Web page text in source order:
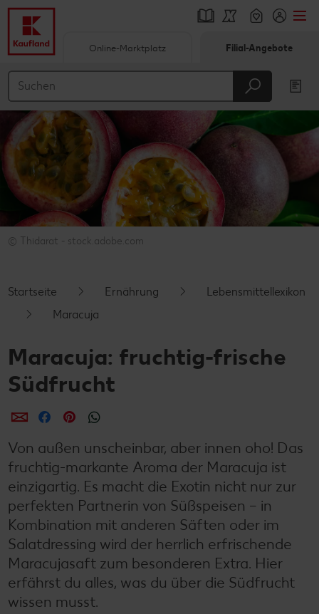
Hauptinhalt
Footer
Schwebender Seitenbereich
Online-Marktplatz Filial-Angebote
© Thidarat - stock.adobe.com
Startseite Ernährung
Lebensmittellexikon
Maracuja
Maracuja: fruchtig-frische
Südfrucht
per E-Mail teilen
per Facebook teilen
per Pinterest teilen
Von außen unscheinbar, aber innen oho! Das
fruchtig-markante Aroma der Maracuja ist
einzigartig. Es macht die Exotin nicht nur zur
perfekten Partnerin von Süßspeisen – in
Kombination mit anderen Säften oder im
Salatdressing wird der herrlich erfrischende
Maracujasaft zum besonderen Extra. Hier
erfährst du alles, was du über die Südfrucht
wissen musst.